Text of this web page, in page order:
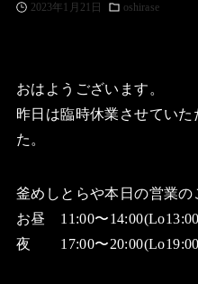
2023年1月21日 oshirase
おはようございます。
昨日は臨時休業させてい
た。
釜めしとらや本日の営業の
お昼 11:00〜
夜 17:00〜